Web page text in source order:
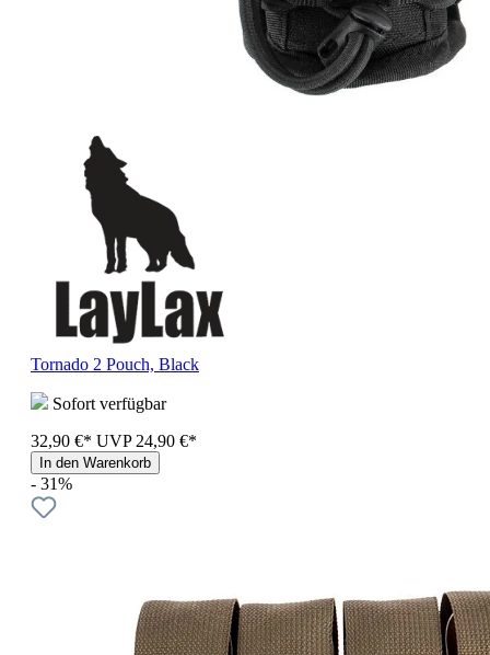
Tornado 2 Pouch, Black
Sofort verfügbar
32,90 €* UVP 24,90 €*
In den Warenkorb
- 31%